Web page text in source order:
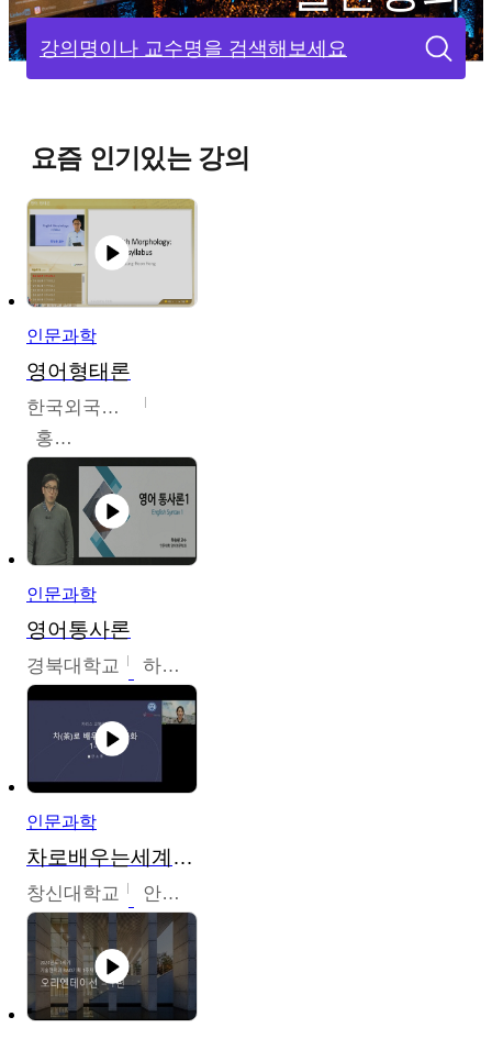
강의명이나 교수명을 검색해보세요
요즘 인기있는 강의
인문과학
영어형태론
한국외국어대학교
홍성훈
인문과학
영어통사론
경북대학교 하승완
인문과학
차로배우는세계문화
창신대학교 안소영